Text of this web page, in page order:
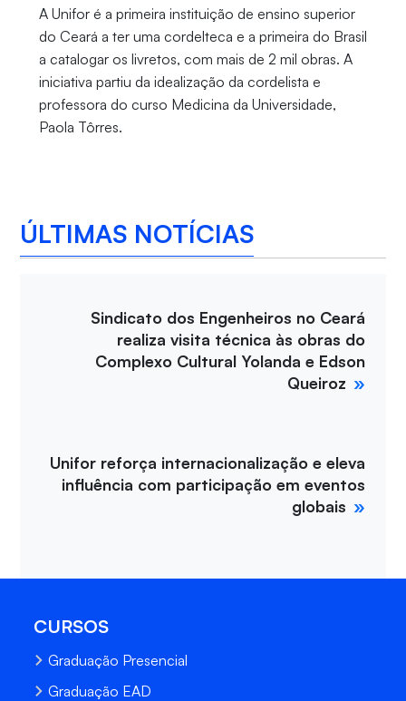
A Unifor é a primeira instituição de ensino superior
do Ceará a ter uma cordelteca e a primeira do Brasil
a catalogar os livretos, com mais de 2 mil obras. A
iniciativa partiu da idealização da cordelista e
professora do curso Medicina da Universidade,
Paola Tôrres.
ÚLTIMAS NOTÍCIAS
Sindicato dos Engenheiros no Ceará
realiza visita técnica às obras do
Complexo Cultural Yolanda e Edson
Queiroz
Unifor reforça internacionalização e eleva
influência com participação em eventos
globais
CURSOS
Graduação Presencial
Graduação EAD